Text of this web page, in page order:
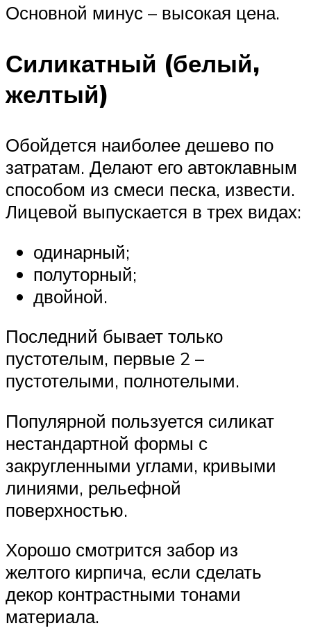
Основной минус – высокая цена.
Силикатный (белый,
желтый)
Обойдется наиболее дешево по
затратам. Делают его автоклавным
способом из смеси песка, извести.
Лицевой выпускается в трех видах:
одинарный;
полуторный;
двойной.
Последний бывает только
пустотелым, первые 2 –
пустотелыми, полнотелыми.
Популярной пользуется силикат
нестандартной формы с
закругленными углами, кривыми
линиями, рельефной
поверхностью.
Хорошо смотрится забор из
желтого кирпича, если сделать
декор контрастными тонами
материала.